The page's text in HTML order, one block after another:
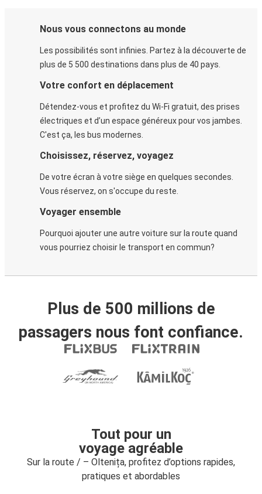
Nous vous connectons au monde
Les possibilités sont infinies. Partez à la découverte de
plus de 5 500 destinations dans plus de 40 pays.
Votre confort en déplacement
Détendez-vous et profitez du Wi-Fi gratuit, des prises
électriques et d’un espace généreux pour vos jambes.
C'est ça, les bus modernes.
Choisissez, réservez, voyagez
De votre écran à votre siège en quelques secondes.
Vous réservez, on s'occupe du reste.
Voyager ensemble
Pourquoi ajouter une autre voiture sur la route quand
vous pourriez choisir le transport en commun?
Plus de 500 millions de
passagers nous font confiance.
Tout pour un
voyage agréable
Sur la route / – Oltenița, profitez d’options rapides,
pratiques et abordables